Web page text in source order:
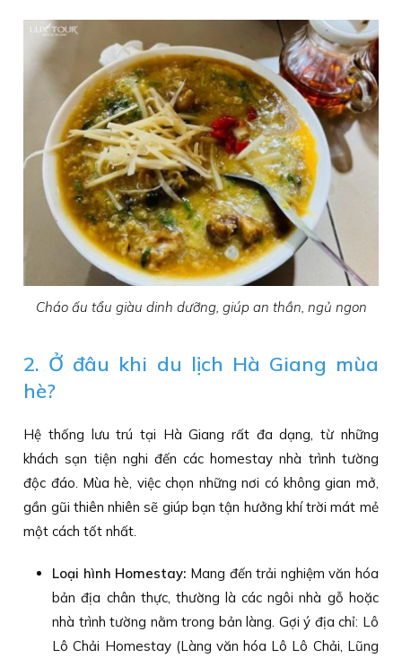
Cháo ấu tẩu giàu dinh dưỡng, giúp an thần, ngủ ngon
2. Ở đâu khi du lịch Hà Giang mùa
hè?
Hệ thống lưu trú tại Hà Giang rất đa dạng, từ những
khách sạn tiện nghi đến các homestay nhà trình tường
độc đáo. Mùa hè, việc chọn những nơi có không gian mở,
gần gũi thiên nhiên sẽ giúp bạn tận hưởng khí trời mát mẻ
một cách tốt nhất.
Loại hình Homestay: Mang đến trải nghiệm văn hóa
bản địa chân thực, thường là các ngôi nhà gỗ hoặc
nhà trình tường nằm trong bản làng. Gợi ý địa chỉ: Lô
Lô Chải Homestay (Làng văn hóa Lô Lô Chải, Lũng